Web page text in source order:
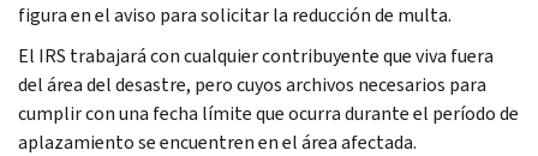
figura en el aviso para solicitar la reducción de multa.
El IRS trabajará con cualquier contribuyente que viva fuera
del área del desastre, pero cuyos archivos necesarios para
cumplir con una fecha límite que ocurra durante el período de
aplazamiento se encuentren en el área afectada.